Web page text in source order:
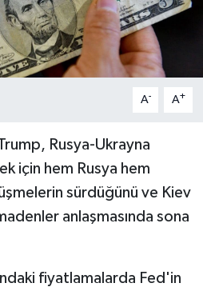
A- A+
Rusya-Ukrayna
için hem Rusya hem
sürdüğünü ve Kiev
anlaşmasında sona
fiyatlamalarda Fed'in